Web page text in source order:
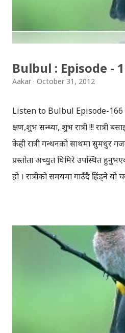
फिल्मका डाइलगहरु नाटकमा सुन्दा
सम्म लाग्छ । नाटकमा कलाकारले
छाएको विकृतिहरु छताछुल्ल
Bulbul : Episode -
Aakar October 31, 2012
Listen to Bulbul Episode-
क्षण,शुभ सन्ध्या, शुभ रात्री !!! रात्री
केही रात्री गन्थनको साथमा सुमधुर
प्रस्तोता अच्युत घिमिरे उपस्थित
हो । रात्रीको समयमा गाउँदै हिंड्‍ने यो
यसको उपस्थिति रहन्छ । प्रेम, विरह,
संवेगहरु बुलबुलले समेट्‍छ । बुलबुल सुन्न
समूहमा समेटिन्छौं र बुलबुल भित्र
बुलबुललियन । हामी यहाँ एकाकार
सहवासमा । "एउटा प्रेमको बिरुवा
यो प्रीतलाई अमर गर्छौँ।"